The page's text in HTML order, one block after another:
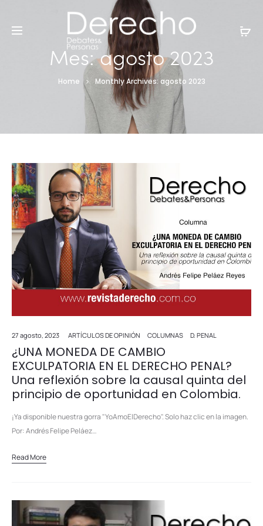
Mes:agosto 2023
Home Monthly Archives: agosto 2023
27 agosto, 2023 ARTÍCULOS DE OPINIÓN COLUMNAS D. PENAL
¿UNA MONEDA DE CAMBIO
EXCULPATORIA EN EL DERECHO PENAL?
Una reflexión sobre la causal quinta del
principio de oportunidad en Colombia.
¡Ya disponible nuestra gorra "YoAmoElDerecho". Solo haz clic en la imagen.
Por: Andrés Felipe Peláez…
Read More